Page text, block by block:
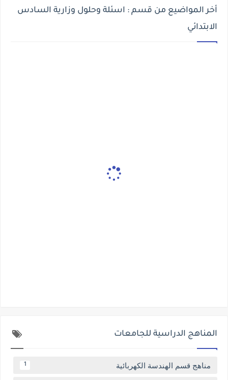
أخر المواضيع من قسم : اسئلة وحلول وزارية السادس
الابتدائي
المناهج الدراسية للجامعات
مناهج قسم الهندسة الكهربائية 1